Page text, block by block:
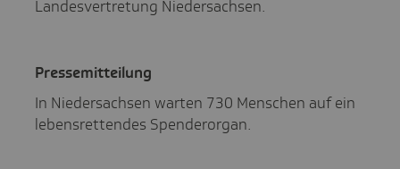
Landesvertretung Niedersachsen.
Pres­se­mit­tei­lung
In Nieder­sachsen warten 730 Menschen auf ein
lebens­ret­tendes Spen­derorgan.